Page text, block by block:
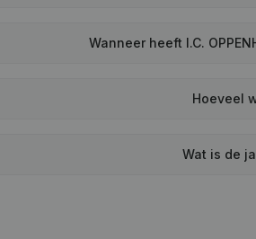
Wanneer heeft I.C.
Hoeveel
Wat is de